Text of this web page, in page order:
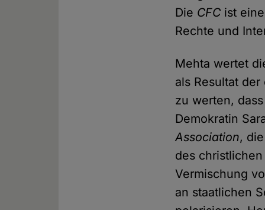
Die CFC ist
Rechte und
Mehta wertet
als Resultat
zu werten,
Demokratin
Association,
des
Vermischung
an staatlichen